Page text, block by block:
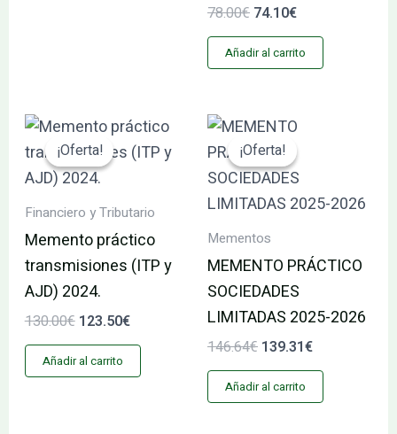
78.00€ 74.10€
Añadir al carrito
¡Oferta!
¡Oferta!
Financiero y Tributario
Memento práctico
transmisiones (ITP y
AJD) 2024.
130.00€
El
precio
original
era:
123.50€
El
precio
actual
Añadir al carrito
¡Oferta!
¡Oferta!
Mementos
MEMENTO PRÁCTICO
SOCIEDADES
LIMITADAS 2025-2026
146.64€
El
precio
original
era:
146.64€.
139.31€
139.31€.
Añadir al carrito